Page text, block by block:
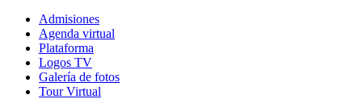
Admisiones
Agenda virtual
Plataforma
Logos TV
Galería de fotos
Tour Virtual